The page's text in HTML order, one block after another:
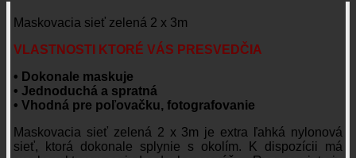
Maskovacia sieť zelená 2 x 3m
VLASTNOSTI KTORÉ VÁS PRESVEDČIA
• Dokonale maskuje
• Jednoduchá a spratná
• Vhodná pre poľovačku, fotografovanie
Maskovacia sieť zelená 2 x 3m je extra ľahká nylonová
sieť, ktorá dokonale splynie s okolím. K dispozícii má